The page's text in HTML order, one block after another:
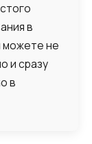
в
можете не
и сразу
в